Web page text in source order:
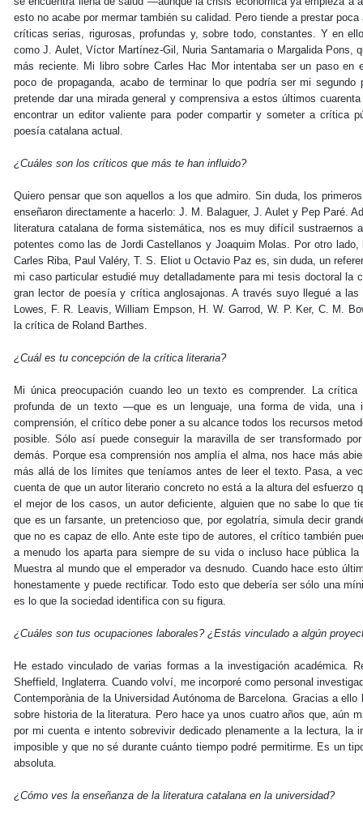
esto no acabe por mermar también su calidad. Pero tiende a prestar
críticas serias, rigurosas, profundas y, sobre todo, constantes. Y en
como J. Aulet, Víctor Martínez-Gil, Nuria Santamaria o Margalida Pons,
más reciente. Mi libro sobre Carles Hac Mor intentaba ser un paso en
poco de propaganda, acabo de terminar lo que podría ser mi
pretende dar una mirada general y comprensiva a estos últimos
encontrar un editor valiente para poder compartir y someter a crítica
poesía catalana actual.
¿Cuáles son los críticos que más te han influido?
Quiero pensar que son aquellos a los que admiro. Sin duda, los
enseñaron directamente a hacerlo: J. M. Balaguer, J. Aulet y Pep Paré.
literatura catalana de forma sistemática, nos es muy difícil sustraernos
potentes como las de Jordi Castellanos y Joaquim Molas. Por otro
Carles Riba, Paul Valéry, T. S. Eliot u Octavio Paz es, sin duda, un
mi caso particular estudié muy detalladamente para mi tesis doctoral la
gran lector de poesía y crítica anglosajonas. A través suyo llegué a
Lowes, F. R. Leavis, William Empson, H. W. Garrod, W. P. Ker, C. M.
la crítica de Roland Barthes.
¿Cuál es tu concepción de la crítica literaria?
Mi única preocupación cuando leo un texto es comprender. La
profunda de un texto —que es un lenguaje, una forma de vida, una
comprensión, el crítico debe poner a su alcance todos los recursos
posible. Sólo así puede conseguir la maravilla de ser transformado
demás. Porque esa comprensión nos amplía el alma, nos hace más
más allá de los límites que teníamos antes de leer el texto. Pasa, a
cuenta de que un autor literario concreto no está a la altura del esfuerzo
el mejor de los casos, un autor deficiente, alguien que no sabe lo que
que es un farsante, un pretencioso que, por egolatría, simula decir
que no es capaz de ello. Ante este tipo de autores, el crítico también
a menudo los aparta para siempre de su vida o incluso hace pública
Muestra al mundo que el emperador va desnudo. Cuando hace esto
honestamente y puede rectificar. Todo esto que debería ser sólo una
es lo que la sociedad identifica con su figura.
¿Cuáles son tus ocupaciones laborales? ¿Estás vinculado a algún
He estado vinculado de varias formas a la investigación académica.
Sheffield, Inglaterra. Cuando volví, me incorporé como personal
Contemporània de la Universidad Autónoma de Barcelona. Gracias a
sobre historia de la literatura. Pero hace ya unos cuatro años que, aún
por mi cuenta e intento sobrevivir dedicado plenamente a la lectura,
imposible y que no sé durante cuánto tiempo podré permitirme. Es un
absoluta.
¿Cómo ves la enseñanza de la literatura catalana en la universidad?